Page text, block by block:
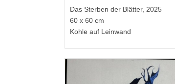
Das Sterben der Blätter, 2025
60 x 60 cm
Kohle auf Leinwand